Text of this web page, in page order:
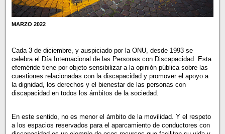
MARZO 2022
Cada 3 de diciembre, y auspiciado por la ONU, desde 1993 se
celebra el Día Internacional de las Personas con Discapacidad. Esta
efeméride tiene por objeto sensibilizar a la opinión pública sobre las
cuestiones relacionadas con la discapacidad y promover el apoyo a
la dignidad, los derechos y el bienestar de las personas con
discapacidad en todos los ámbitos de la sociedad.
En este sentido, no es menor el ámbito de la movilidad. Y el respeto
a los espacios reservados para el aparcamiento de conductores con